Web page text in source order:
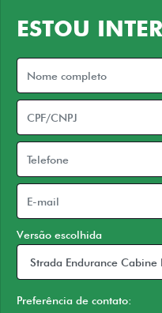
ESTOU
Versão escolhida
Preferência de contato: